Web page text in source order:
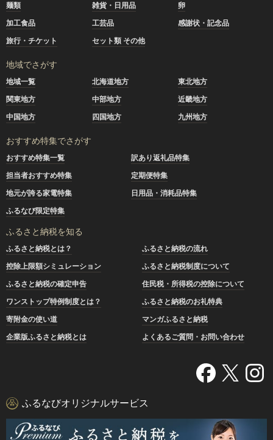
麺類
雑貨・日用品
卵
加工食品
工芸品
感謝状・記念品
旅行・チケット
セット類 その他
地域でさがす
地域一覧 北海道地方
東北地方
関東地方
中部地方
近畿地方
中国地方
四国地方 九州地方
おすすめ特集でさがす
おすすめ特集一覧
訳あり返礼品特集
担当者おすすめ特集
定期便特集
地元が誇る家電特集
日用品・消耗品特集
ふるなび限定特集
ふるさと納税を知る
ふるさと納税とは？
ふるさと納税の流れ
控除上限額シミュレーション
ふるさと納税制度について
ふるさと納税の確定申告
住民税・所得税の控除について
ワンストップ特例制度とは？
ふるさと納税のお礼特典
寄附金の使い道
マンガふるさと納税
企業版ふるさと納税とは
よくあるご質問・お問い合わせ
ふるなびオリジナルサービス